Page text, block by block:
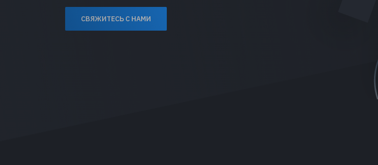
СВЯЖИТЕСЬ С НАМИ